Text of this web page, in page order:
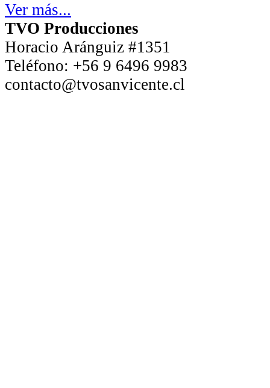
Ver más...
TVO Producciones
Horacio Aránguiz #1351
Teléfono: +56 9 6496 9983
contacto@tvosanvicente.cl